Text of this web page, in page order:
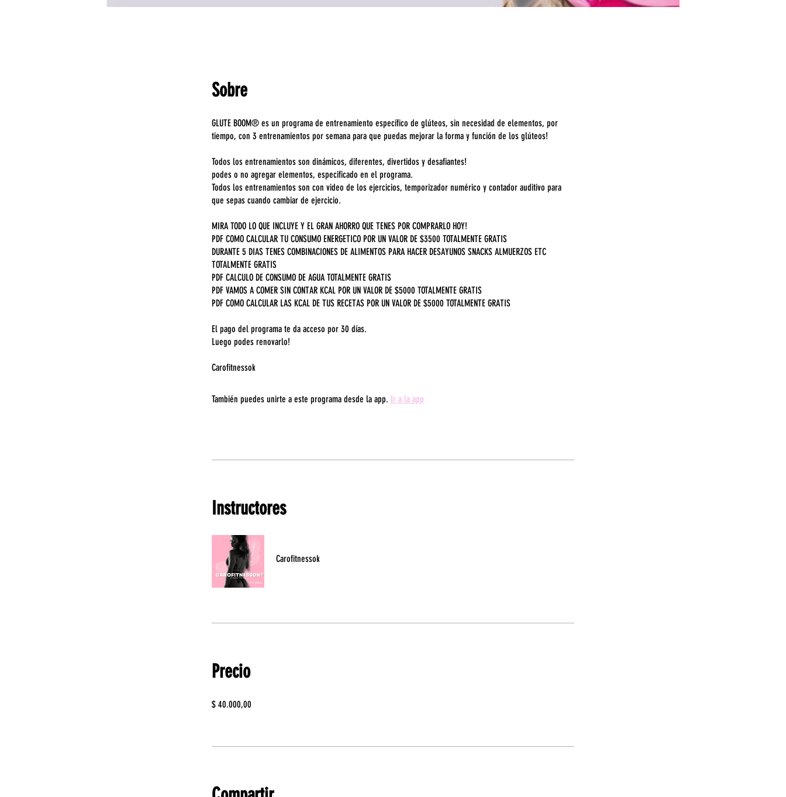
Sobre
GLUTE BOOM® es un programa de entrenamiento específico de glúteos, sin necesidad de elementos, por
tiempo, con 3 entrenamientos por semana para que puedas mejorar la forma y función de los glúteos!
Todos los entrenamientos son dinámicos, diferentes, divertidos y desafiantes!
podes o no agregar elementos, especificado en el programa.
Todos los entrenamientos son con video de los ejercicios, temporizador numérico y contador auditivo para
que sepas cuando cambiar de ejercicio.
MIRA TODO LO QUE INCLUYE Y EL GRAN AHORRO QUE TENES POR COMPRARLO HOY!
PDF COMO CALCULAR TU CONSUMO ENERGETICO POR UN VALOR DE $3500 TOTALMENTE GRATIS
DURANTE 5 DIAS TENES COMBINACIONES DE ALIMENTOS PARA HACER DESAYUNOS SNACKS ALMUERZOS ETC
TOTALMENTE GRATIS
PDF CALCULO DE CONSUMO DE AGUA TOTALMENTE GRATIS
PDF VAMOS A COMER SIN CONTAR KCAL POR UN VALOR DE $5000 TOTALMENTE GRATIS
PDF COMO CALCULAR LAS KCAL DE TUS RECETAS POR UN VALOR DE $5000 TOTALMENTE GRATIS
El pago del programa te da acceso por 30 días.
Luego podes renovarlo!
Carofitnessok
También puedes unirte a este programa desde la app. Ir a la app
Instructores
Carofitnessok
Precio
$ 40.000,00